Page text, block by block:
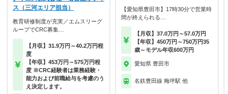
ス（三河エリア担当）
教育研修制度が充実／エムスリーグ
ループでCRC募集…
【月収】31.9万円～40.2万円程
度
【年収】453万円～575万円程
度 ※CRC経験者は業務経験・
能力および前職給与を考慮のう
え決定します。
【愛知県豊田市】17時30分で営業時
間が終えられる…
【月収】37.0万円～57.0万円
【年収】450万円～750万円35
歳～モデル年収600万円
愛知県 豊田市
名鉄豊田線 梅坪駅 他